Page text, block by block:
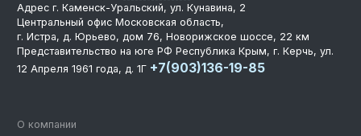
О компании
Адрес г. Каменск-Уральский, ул. Кунавина, 2
Центральный офис Московская область,
г. Истра, д. Юрьево, дом 76, Новорижское шоссе, 22 км
Представительство на юге РФ Республика Крым, г. Керчь, ул.
12 Апреля 1961 года, д. 1Г +7(903)136-19-85